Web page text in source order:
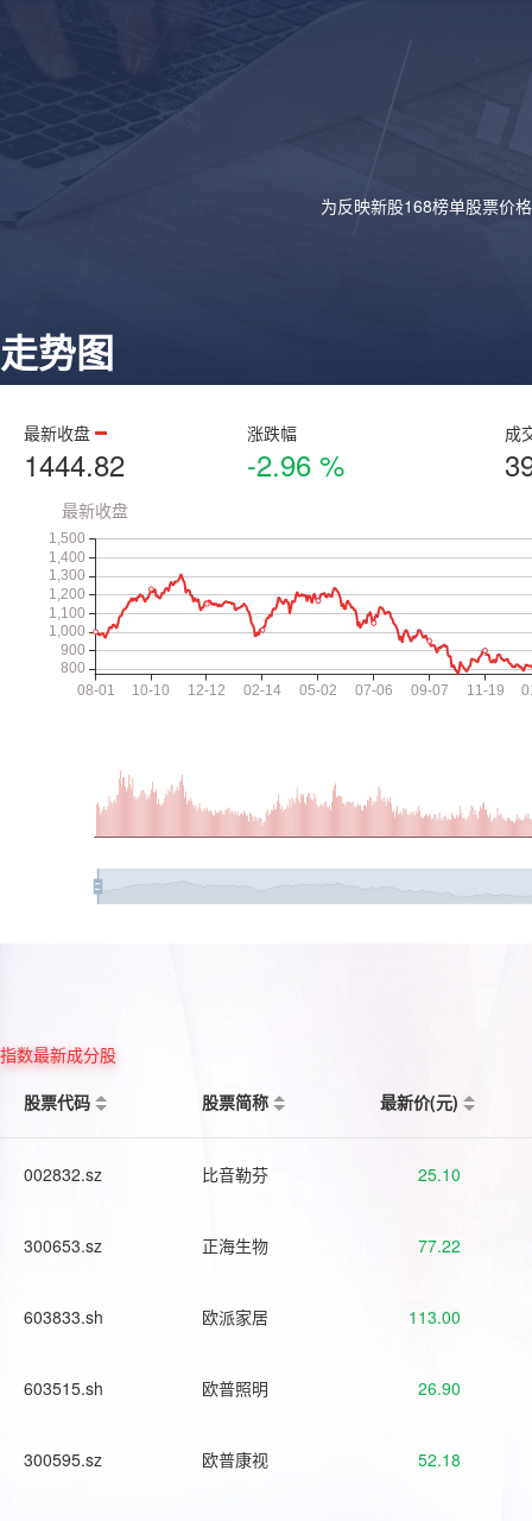
为反映新股168榜单股票价
走势图
最新收盘
1444.82
涨跌幅
-2.96 %
成
指数最新成分股
股票代码
股票简称 最新价(元)
002832.sz 比音勒芬 25.10
300653.sz 正海生物 77.22
603833.sh 欧派家居 113.00
603515.sh 欧普照明 26.90
300595.sz 欧普康视 52.18